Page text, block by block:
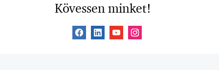
Kövessen minket!